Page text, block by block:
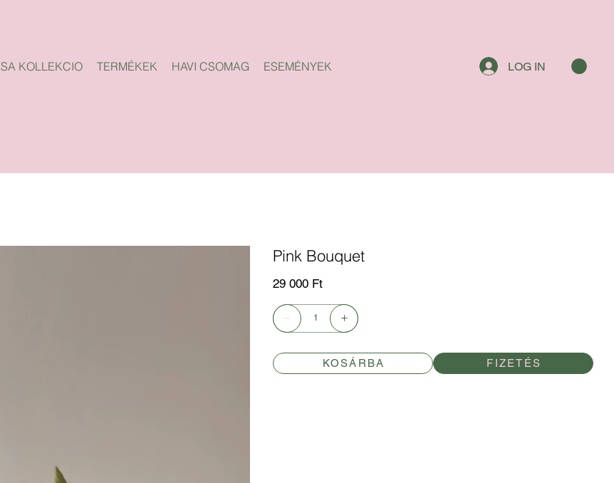
LOG IN
KOLLEKCIO TERMÉKEK HAVI CSOMAG ESEMÉNYEK
Pink Bouquet
29 000 Ft
KOSÁRBA FIZETÉS